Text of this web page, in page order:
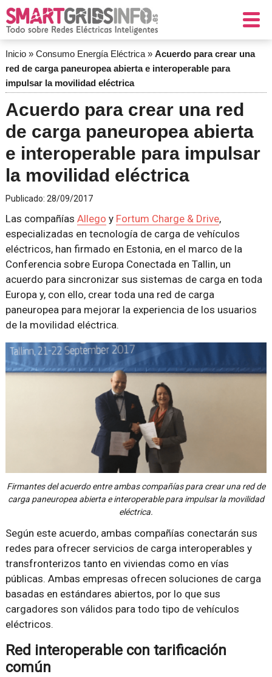
Inicio» Consumo Energía Eléctrica» Acuerdo para crear una
red de carga paneuropea abierta e interoperable para
impulsar la movilidad eléctrica
Acuerdo para crear una red
de carga paneuropea abierta
e interoperable para impulsar
la movilidad eléctrica
Publicado: 28/09/2017
Las compañías Allego y Fortum Charge & Drive,
especializadas en tecnología de carga de vehículos
eléctricos, han firmado en Estonia, en el marco de la
Conferencia sobre Europa Conectada en Tallin, un
acuerdo para sincronizar sus sistemas de carga en toda
Europa y, con ello, crear toda una red de carga
paneuropea para mejorar la experiencia de los usuarios
de la movilidad eléctrica.
Firmantes del acuerdo entre ambas compañías para crear una red de
carga paneuropea abierta e interoperable para impulsar la movilidad
eléctrica.
Según este acuerdo, ambas compañías conectarán sus
redes para ofrecer servicios de carga interoperables y
transfronterizos tanto en viviendas como en vías
públicas. Ambas empresas ofrecen soluciones de carga
basadas en estándares abiertos, por lo que sus
cargadores son válidos para todo tipo de vehículos
eléctricos.
Red interoperable con tarificación
común